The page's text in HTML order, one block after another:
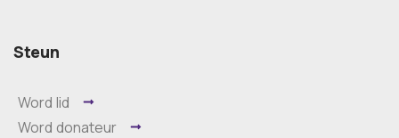
Steun
Word lid
Word donateur